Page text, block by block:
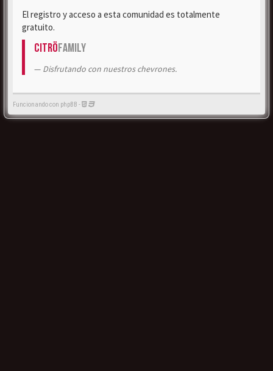
El registro y acceso a esta comunidad es totalmente
gratuito.
CitröFamily
Disfrutando con nuestros chevrones.
Funcionando con phpBB -